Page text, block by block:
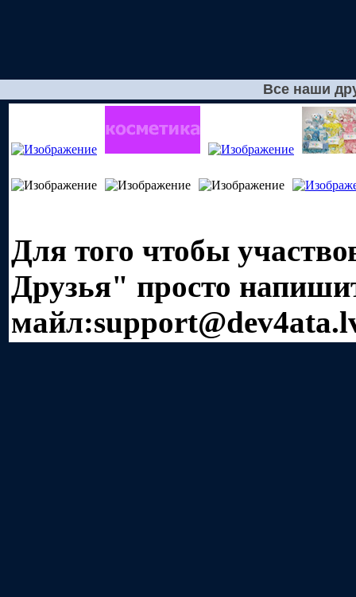
Все наши
Для того чтобы
Друзья" просто
майл: